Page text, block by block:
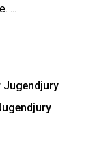
...
Jugendjury